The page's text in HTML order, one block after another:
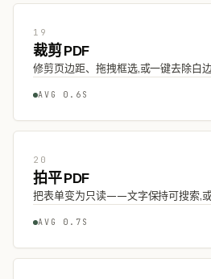
19
裁剪 PDF
修剪页边距、拖拽框选,或一键去除白边
AVG 0.6S
20
拍平 PDF
把表单变为只读——文字保持可搜索,
AVG 0.7S